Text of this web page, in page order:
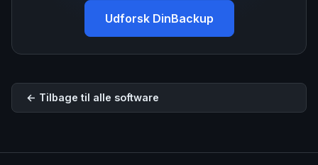
Udforsk DinBackup
← Tilbage til alle software